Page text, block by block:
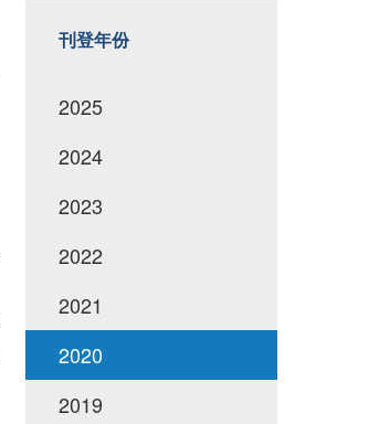
刊登年份
2025
2024
2023
2022
2021
2020
2019